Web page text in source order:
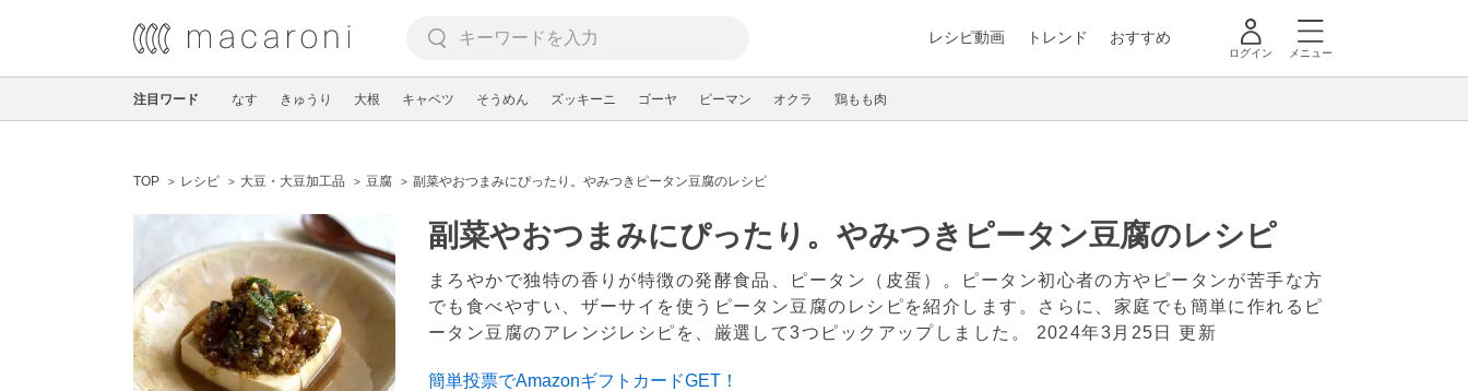
レシピ動画 トレンド おすすめ
ログイン メニュー
注目ワード なす きゅうり 大根 キャベツ そうめん ズッキーニ ゴーヤ ピーマン オクラ 鶏もも肉
TOP レシピ 大豆・大豆加工品 豆腐 副菜やおつまみにぴったり。やみつきピータン豆腐のレシピ
副菜やおつまみにぴったり。やみつきピータン豆腐のレシピ
まろやかで独特の香りが特徴の発酵食品、ピータン（皮蛋）。ピータン初心者の方やピータンが苦手な方
でも食べやすい、ザーサイを使うピータン豆腐のレシピを紹介します。さらに、家庭でも簡単に作れるピ
ータン豆腐のアレンジレシピを、厳選して3つピックアップしました。 2024年3月25日 更新
簡単投票でAmazonギフトカードGET！